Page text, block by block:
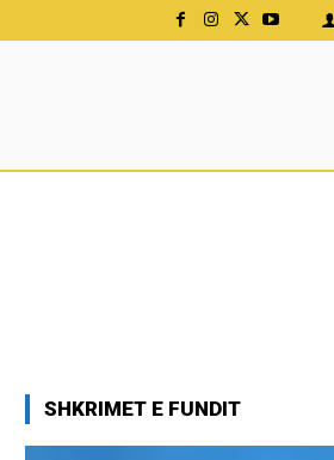
SHKRIMET E FUNDIT